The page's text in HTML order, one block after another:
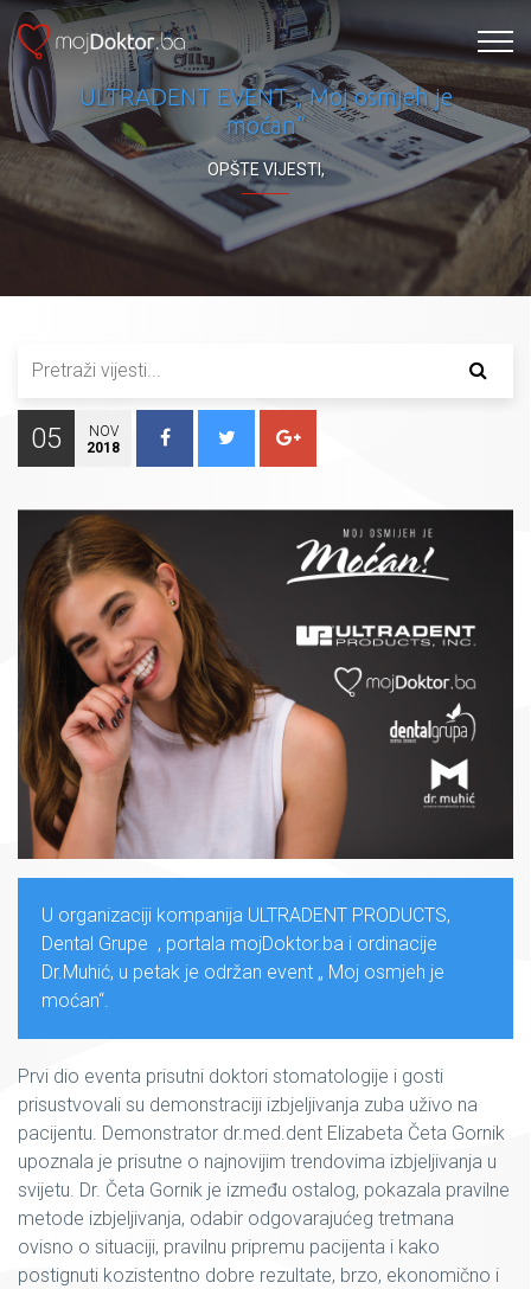
ULTRADENT EVENT „ Moj osmjeh je
moćan“
OPŠTE VIJESTI,
05
NOV
2018
U organizaciji kompanija ULTRADENT PRODUCTS,
Dental Grupe , portala mojDoktor.ba i ordinacije
Dr.Muhić, u petak je održan event „ Moj osmjeh je
moćan“.
Prvi dio eventa prisutni doktori stomatologije i gosti
prisustvovali su demonstraciji izbjeljivanja zuba uživo na
pacijentu. Demonstrator dr.med.dent Elizabeta Četa Gornik
upoznala je prisutne o najnovijim trendovima izbjeljivanja u
svijetu. Dr. Četa Gornik je između ostalog, pokazala pravilne
metode izbjeljivanja, odabir odgovarajućeg tretmana
ovisno o situaciji, pravilnu pripremu pacijenta i kako
postignuti kozistentno dobre rezultate, brzo, ekonomično i